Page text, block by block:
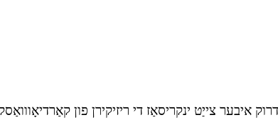
איבער צייַט ינקריסאַז די ריזיקירן פון